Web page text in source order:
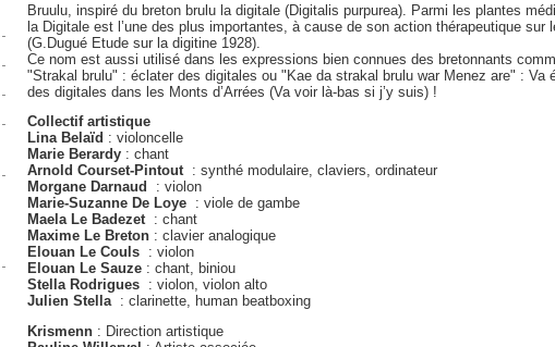
Bruulu, inspiré du breton brulu la digitale (Digitalis purpurea). Parmi les plantes
la Digitale est l’une des plus importantes, à cause de son action thérapeutique sur
(G.Dugué Etude sur la digitine 1928).
Ce nom est aussi utilisé dans les expressions bien connues des bretonnants
"Strakal brulu" : éclater des digitales ou "Kae da strakal brulu war Menez are" : Va
des digitales dans les Monts d’Arrées (Va voir là-bas si j’y suis) !
Collectif artistique
Lina Belaïd : violoncelle
Marie Berardy : chant
Arnold Courset-Pintout : synthé modulaire, claviers, ordinateur
Morgane Darnaud
: violon
Marie-Suzanne De Loye : viole de gambe
Maela Le Badezet : chant
Maxime Le Breton : clavier analogique
Elouan Le Couls : violon
Elouan Le Sauze : chant, biniou
Stella Rodrigues : violon, violon alto
Julien Stella : clarinette, human beatboxing
Krismenn : Direction artistique